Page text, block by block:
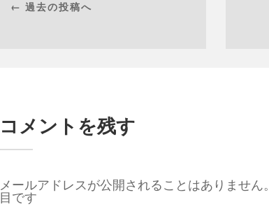
← 過去の投稿へ
コメントを残す
メールアドレスが公開されることはありません。
目です